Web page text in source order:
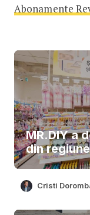
Abonamente
MR.DIY a
din
Cristi